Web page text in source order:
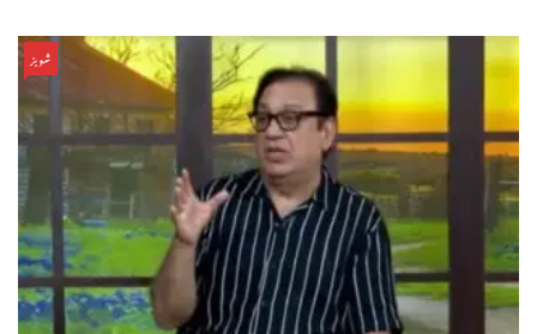
شوبز